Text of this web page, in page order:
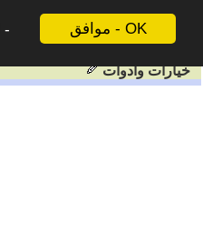
موافق - OK
خيارات وادوات